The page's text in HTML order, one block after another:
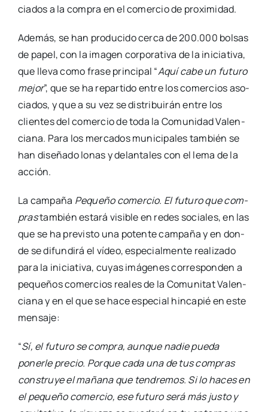
cia­dos a la com­pra en el comer­cio de pro­xi­mi­dad.
Ade­más, se han pro­du­ci­do cer­ca de 200.000 bol­sas
de papel, con la ima­gen cor­po­ra­ti­va de la ini­cia­ti­va,
que lle­va como fra­se prin­ci­pal “Aquí cabe un futu­ro
mejor”, que se ha repar­ti­do entre los comer­cios aso­
cia­dos, y que a su vez se dis­tri­bui­rán entre los
clien­tes del comer­cio de toda la Comu­ni­dad Valen­
cia­na. Para los mer­ca­dos muni­ci­pa­les tam­bién se
han dise­ña­do lonas y delan­ta­les con el lema de la
acción.
La cam­pa­ña Peque­ño comer­cio. El futu­ro que com­
prastam­bién esta­rá visi­ble en redes socia­les, en las
que se ha pre­vis­to una poten­te cam­pa­ña y en don­
de se difun­di­rá el vídeo, espe­cial­men­te rea­li­za­do
para la ini­cia­ti­va, cuyas imá­ge­nes corres­pon­den a
peque­ños comer­cios reales de la Comu­ni­tat Valen­
cia­na y en el que se hace espe­cial hin­ca­pié en este
men­sa­je:
“Sí, el futu­ro se com­pra, aun­que nadie pue­da
poner­le pre­cio. Por­que cada una de tus com­pras
cons­tru­ye el maña­na que ten­dre­mos. Si lo haces en
el peque­ño comer­cio, ese futu­ro será más jus­to y